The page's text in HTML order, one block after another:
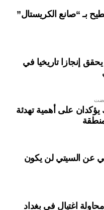
بـ “صانع الكريستال”
إنجازا تاريخيا في
يؤكدان على أهمية تهدئة
عن السيتي لن يكون
اغتيال في بغداد